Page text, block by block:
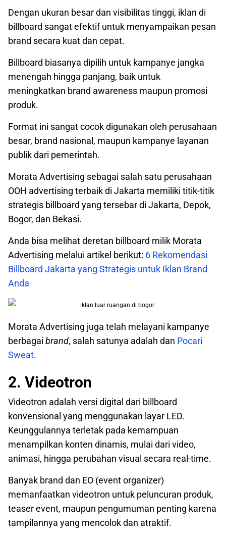
Dengan ukuran besar dan visibilitas tinggi, iklan di
billboard sangat efektif untuk menyampaikan pesan
brand secara kuat dan cepat.
Billboard biasanya dipilih untuk kampanye jangka
menengah hingga panjang, baik untuk
meningkatkan brand awareness maupun promosi
produk.
Format ini sangat cocok digunakan oleh perusahaan
besar, brand nasional, maupun kampanye layanan
publik dari pemerintah.
Morata Advertising sebagai salah satu perusahaan
OOH advertising terbaik di Jakarta memiliki titik-titik
strategis billboard yang tersebar di Jakarta, Depok,
Bogor, dan Bekasi.
Anda bisa melihat deretan billboard milik Morata
Advertising melalui artikel berikut: 6 Rekomendasi
Billboard Jakarta yang Strategis untuk Iklan Brand
Anda
Morata Advertising juga telah melayani kampanye
berbagai brand, salah satunya adalah dan Pocari
Sweat.
2. Videotron
Videotron adalah versi digital dari billboard
konvensional yang menggunakan layar LED.
Keunggulannya terletak pada kemampuan
menampilkan konten dinamis, mulai dari video,
animasi, hingga perubahan visual secara real-time.
Banyak brand dan EO (event organizer)
memanfaatkan videotron untuk peluncuran produk,
teaser event, maupun pengumuman penting karena
tampilannya yang mencolok dan atraktif.